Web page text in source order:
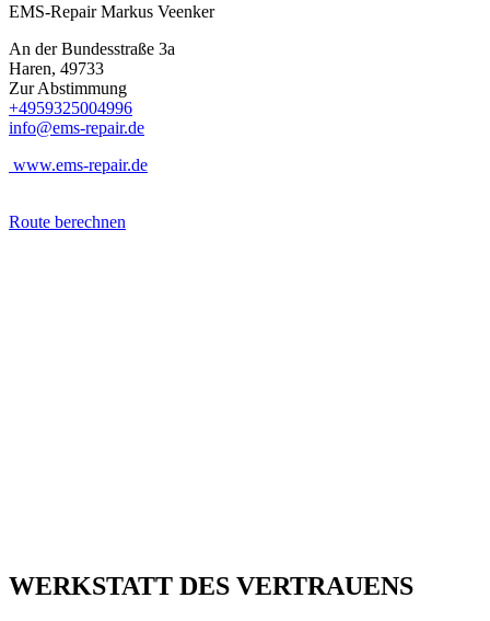
EMS-Repair Markus Veenker
An der Bundesstraße 3a
Haren, 49733
Zur Abstimmung
+4959325004996
info@ems-repair.de
www.ems-repair.de
Route berechnen
WERKSTATT DES VERTRAUENS